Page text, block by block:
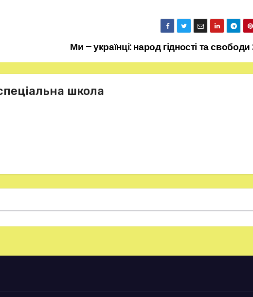
Ми – українці: народ гідності та свободи
школа